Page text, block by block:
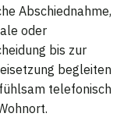
Abschiednahme,
oder
bis zur
begleiten
telefonisch